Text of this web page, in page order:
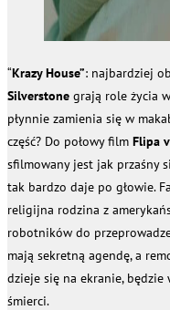
“Krazy House”: najbardziej
Silverstone grają role życia
płynnie zamienia się w
część? Do połowy film Flipa
sfilmowany jest jak przaśny
tak bardzo daje po głowie.
religijna rodzina z
robotników do
mają sekretną agendę, a
dzieje się na ekranie, będzie
śmierci.